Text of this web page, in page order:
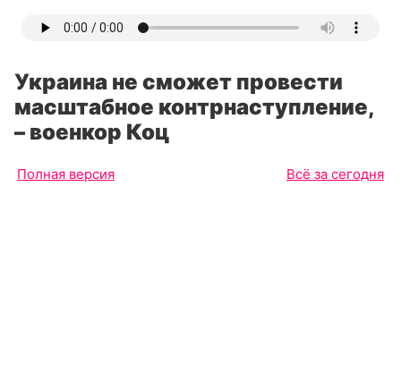
Украина не сможет провести
масштабное контрнаступление,
– военкор Коц
Полная версия Всё за сегодня